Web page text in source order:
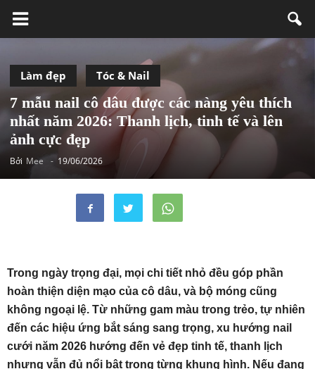
Làm đẹp Tóc & Nail
7 mẫu nail cô dâu được các nàng yêu thích
nhất năm 2026: Thanh lịch, tinh tế và lên
ảnh cực đẹp
Bởi Mee - 19/06/2026
Trong ngày trọng đại, mọi chi tiết nhỏ đều góp phần
hoàn thiện diện mạo của cô dâu, và bộ móng cũng
không ngoại lệ. Từ những gam màu trong trẻo, tự nhiên
đến các hiệu ứng bắt sáng sang trọng, xu hướng nail
cưới năm 2026 hướng đến vẻ đẹp tinh tế, thanh lịch
nhưng vẫn đủ nổi bật trong từng khung hình. Nếu đang